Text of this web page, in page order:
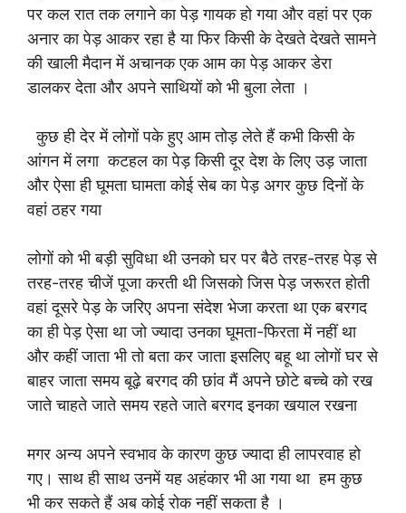
पर कल रात तक लगाने का पेड़ गायक हो गया और वहां पर एक
अनार का पेड़ आकर रहा है या फिर किसी के देखते देखते सामने
की खाली मैदान में अचानक एक आम का पेड़ आकर डेरा
डालकर देता और अपने साथियों को भी बुला लेता ।
कुछ ही देर में लोगों पके हुए आम तोड़ लेते हैं कभी किसी के
आंगन में लगा कटहल का पेड़ किसी दूर देश के लिए उड़ जाता
और ऐसा ही घूमता घामता कोई सेब का पेड़ अगर कुछ दिनों के
वहां ठहर गया
लोगों को भी बड़ी सुविधा थी उनको घर पर बैठे तरह-तरह पेड़ से
तरह-तरह चीजें पूजा करती थी जिसको जिस पेड़ जरूरत होती
वहां दूसरे पेड़ के जरिए अपना संदेश भेजा करता था एक बरगद
का ही पेड़ ऐसा था जो ज्यादा उनका घूमता-फिरता में नहीं था
और कहीं जाता भी तो बता कर जाता इसलिए बहू था लोगों घर से
बाहर जाता समय बूढ़े बरगद की छांव मैं अपने छोटे बच्चे को रख
जाते चाहते जाते समय रहते जाते बरगद इनका खयाल रखना
मगर अन्य अपने स्वभाव के कारण कुछ ज्यादा ही लापरवाह हो
गए। साथ ही साथ उनमें यह अहंकार भी आ गया था हम कुछ
भी कर सकते हैं अब कोई रोक नहीं सकता है‌ ।